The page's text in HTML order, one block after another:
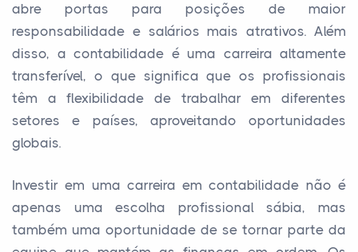
abre portas para posições de maior
responsabilidade e salários mais atrativos. Além
disso, a contabilidade é uma carreira altamente
transferível, o que significa que os profissionais
têm a flexibilidade de trabalhar em diferentes
setores e países, aproveitando oportunidades
globais.
Investir em uma carreira em contabilidade não é
apenas uma escolha profissional sábia, mas
também uma oportunidade de se tornar parte da